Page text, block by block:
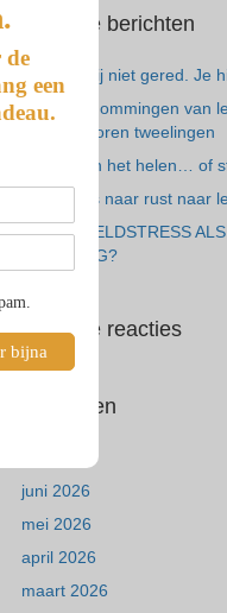
Recente berichten
Je hebt mij niet gered. Je
De 7 vermommingen van
alleengeboren tweelingen
Ben je aan het helen… of
Van gemis naar rust naar
ALTIJD GELDSTRESS
TWEELING?
Recente reacties
Archieven
juni 2026
mei 2026
april 2026
maart 2026
de
een
bijna